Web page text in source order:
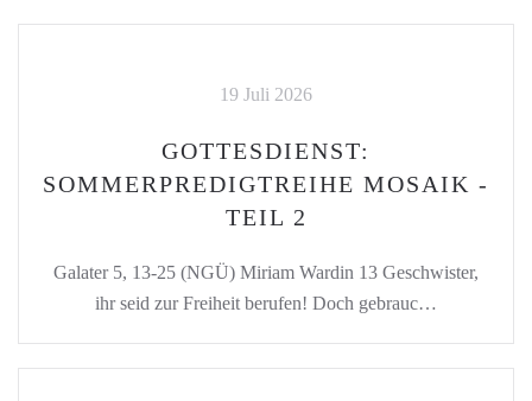
19 Juli 2026
GOTTESDIENST:
SOMMERPREDIGTREIHE MOSAIK -
TEIL 2
Galater 5, 13-25 (NGÜ) Miriam Wardin 13 Geschwister,
ihr seid zur Freiheit berufen! Doch gebrauc…